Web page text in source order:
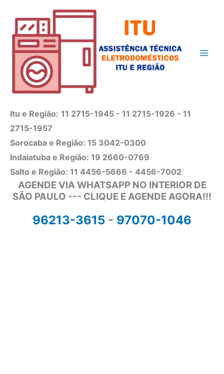
conteúdo
Itu e Região: 11 2715-1945 - 11 2715-1926 - 11
2715-1957
Sorocaba e Região: 15 3042-0300
Indaiatuba e Região: 19 2660-0769
Salto e Região: 11 4456-5666 - 4456-7002
AGENDE VIA WHATSAPP NO INTERIOR DE
SÃO PAULO --- CLIQUE E AGENDE AGORA!!!
96213-3615 - 97070-1046